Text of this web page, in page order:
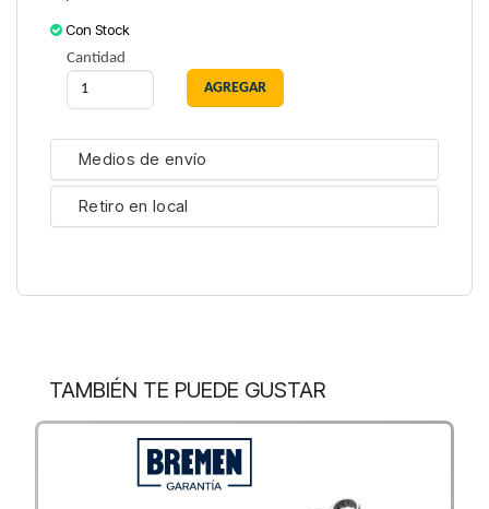
Con Stock
Cantidad
Medios de envío
Retiro en local
TAMBIÉN TE PUEDE GUSTAR